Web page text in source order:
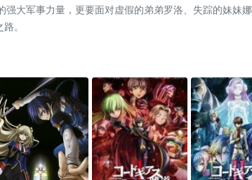
大军事力量，更要面对虚假的弟弟罗洛、失踪的妹妹
。